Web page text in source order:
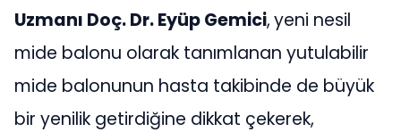
Uzmanı Doç. Dr. Eyüp Gemici,yeni nesil
mide balonu olarak tanımlanan yutulabilir
mide balonunun hasta takibinde de büyük
bir yenilik getirdiğine dikkat çekerek,